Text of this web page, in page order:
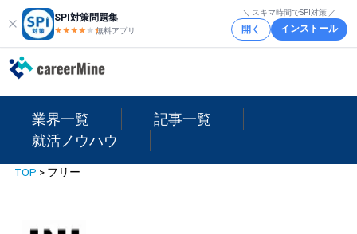
SPI対策問題集
★★★★ ★★
無料アプリ
＼ スキマ時間でSPI対策 ／
開く インストール
業界一覧
記事一覧
就活ノウハウ
TOP > フリー